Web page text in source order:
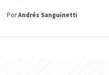
PorAndrés Sanguinetti